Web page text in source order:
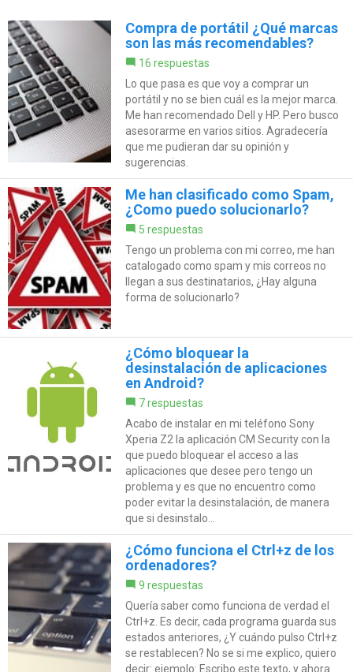
Compra de portátil ¿Qué marcas
son las más recomendables?
16 respuestas
Lo que pasa es que voy a comprar un
portátil y no se bien cuál es la mejor marca.
Me han recomendado Dell y HP. Pero busco
asesorarme en varios sitios. Agradecería
que me pudieran dar su opinión y
sugerencias.
Me han clasificado como Spam,
¿Como puedo solucionarlo?
5 respuestas
Tengo un problema con mi correo, me han
catalogado como spam y mis correos no
llegan a sus destinatarios, ¿Hay alguna
forma de solucionarlo?
¿Cómo bloquear la
desinstalación de aplicaciones
en Android?
7 respuestas
Acabo de instalar en mi teléfono Sony
Xperia Z2 la aplicación CM Security con la
que puedo bloquear el acceso a las
aplicaciones que desee pero tengo un
problema y es que no encuentro como
poder evitar la desinstalación, de manera
que si desinstalo...
¿Cómo funciona el Ctrl+z de los
ordenadores?
9 respuestas
Quería saber como funciona de verdad el
Ctrl+z. Es decir, cada programa guarda sus
estados anteriores, ¿Y cuándo pulso Ctrl+z
se restablecen? No se si me explico, quiero
decir: ejemplo: Escribo este texto, y ahora